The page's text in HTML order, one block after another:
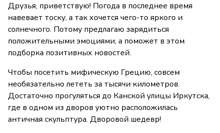
Друзья, приветствую! Погода в последнее время
навевает тоску, а так хочется чего-то яркого и
солнечного. Потому предлагаю зарядиться
положительными эмоциями, а поможет в этом
подборка позитивных новостей.
Чтобы посетить мифическую Грецию, совсем
необязательно лететь за тысячи километров.
Достаточно прогуляться до Канской улицы Иркутска,
где в одном из дворов уютно расположилась
античная скульптура. Дворовой шедевр!